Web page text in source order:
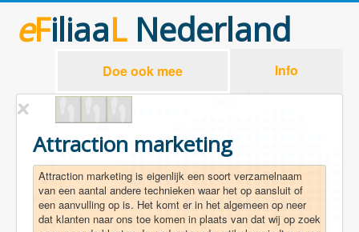
eFiliaaLNederland
Doe ook mee Info
Attraction marketing
Attraction marketing is eigenlijk een soort verzamelnaam
van een aantal andere technieken waar het op aansluit of
een aanvulling op is. Het komt er in het algemeen op neer
dat klanten naar ons toe komen in plaats van dat wij op zoek